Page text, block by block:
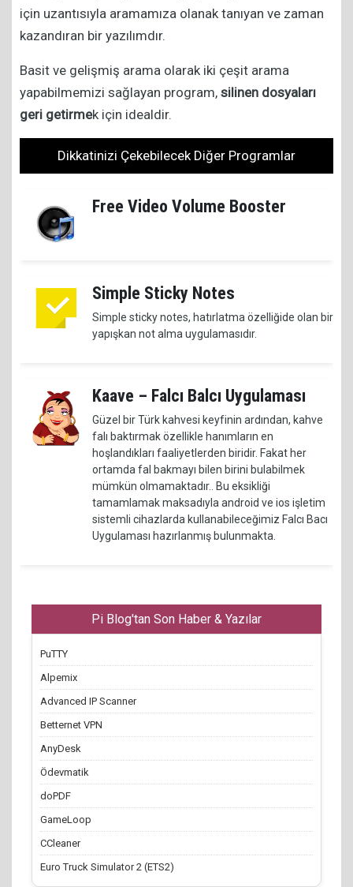
için uzantısıyla aramamıza olanak tanıyan ve zaman
kazandıran bir yazılımdır.
Basit ve gelişmiş arama olarak iki çeşit arama
yapabilmemizi sağlayan program, silinen dosyaları
geri getirmek için idealdir.
Dikkatinizi Çekebilecek Diğer Programlar
Free Video Volume Booster
Simple Sticky Notes
Simple sticky notes, hatırlatma özelliğide olan bir
yapışkan not alma uygulamasıdır.
Kaave – Falcı Balcı Uygulaması
Güzel bir Türk kahvesi keyfinin ardından, kahve
falı baktırmak özellikle hanımların en
hoşlandıkları faaliyetlerden biridir. Fakat her
ortamda fal bakmayı bilen birini bulabilmek
mümkün olmamaktadır.. Bu eksikliği
tamamlamak maksadıyla android ve ios işletim
sistemli cihazlarda kullanabileceğimiz Falcı Bacı
Uygulaması hazırlanmış bulunmakta.
Pi Blog'tan Son Haber & Yazılar
PuTTY
Alpemix
Advanced IP Scanner
Betternet VPN
AnyDesk
Ödevmatik
doPDF
GameLoop
CCleaner
Euro Truck Simulator 2 (ETS2)